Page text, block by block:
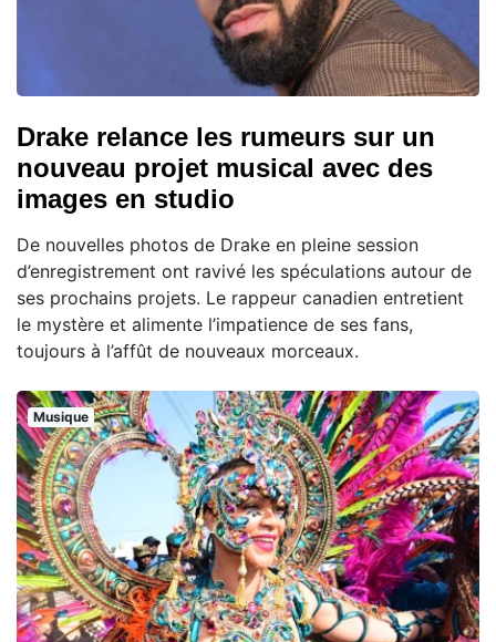
Drake relance les rumeurs sur un
nouveau projet musical avec des
images en studio
De nouvelles photos de Drake en pleine session
d’enregistrement ont ravivé les spéculations autour de
ses prochains projets. Le rappeur canadien entretient
le mystère et alimente l’impatience de ses fans,
toujours à l’affût de nouveaux morceaux.
Musique